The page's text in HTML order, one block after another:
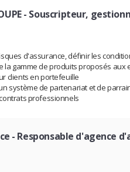
- Souscripteur,
d'assurance, définir les
la gamme de produits proposés aux
clients en portefeuille
système de partenariat et de
professionnels
- Responsable d'agence